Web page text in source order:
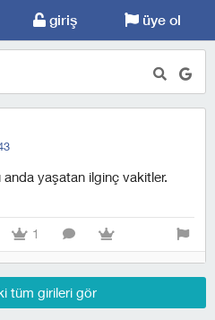
giriş üye ol
anda yaşatan ilginç vakitler.
1
tüm girileri gör